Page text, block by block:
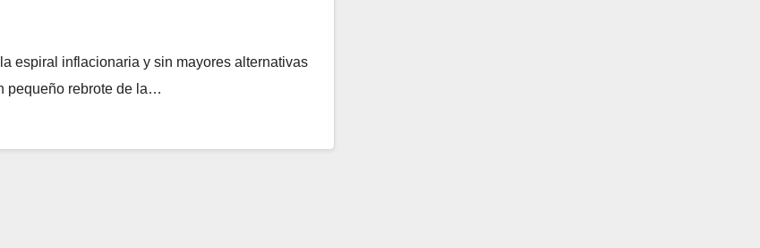
espiral inflacionaria y sin mayores alternativas
pequeño rebrote de la…